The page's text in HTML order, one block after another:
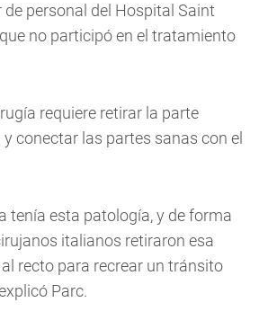
de personal del Hospital Saint
no participó en el tratamiento
requiere retirar la parte
conectar las partes sanas con el
tenía esta patología, y de forma
italianos retiraron esa
recto para recrear un tránsito
Parc.